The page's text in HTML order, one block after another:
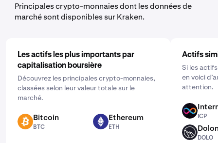
cliquant sur "Ponctuel" et en choisissant un calendrier
qui vous convient : quotidien, hebdomadaire ou mensuel.
Principales crypto-monnaies dont les données de
marché sont disponibles sur Kraken.
Les actifs les plus importants par
capitalisation boursière
Découvrez les principales crypto-monnaies,
classées selon leur valeur totale sur le
marché.
BTC Bitcoin
BTC
ETH Ethereum
ETH
Actifs
Si les
en voici
attention.
ICP
ICP
DOLO
DOLO